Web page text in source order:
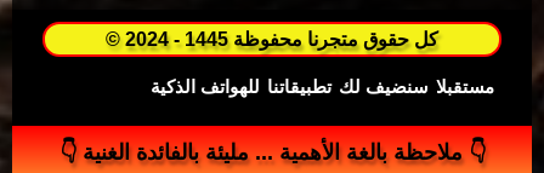
© 2024 - 1445 كل حقوق متجرنا محفوظة
للهواتف الذكية تطبيقاتنا سنضيف لك مستقبلا
👇 ملاحظة بالغة الأهمية ... مليئة بالفائدة الغنية 👇